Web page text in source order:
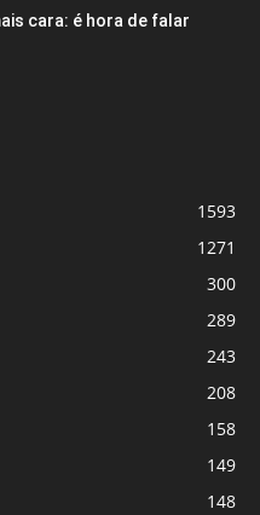
cara: é hora de falar
1593
1271
300
289
243
208
158
149
148